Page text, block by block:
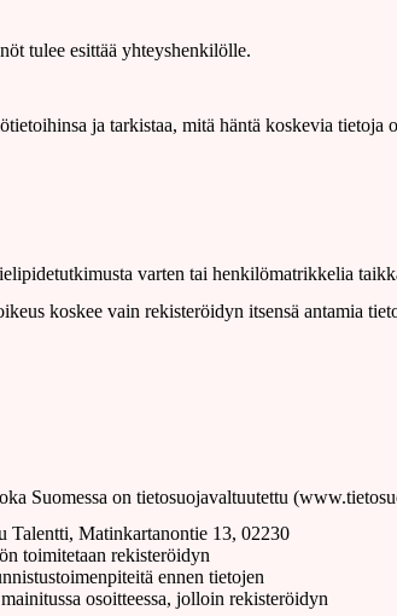
tulee esittää yhteyshenkilölle.
ja tarkistaa, mitä häntä koskevia tietoja
varten tai henkilömatrikkelia
koskee vain rekisteröidyn itsensä antamia
Suomessa on tietosuojavaltuutettu
Talentti, Matinkartanontie 13, 02230
toimitetaan rekisteröidyn
ennen tietojen
osoitteessa, jolloin rekisteröidyn